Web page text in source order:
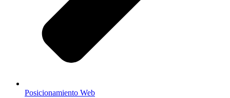
Posicionamiento Web